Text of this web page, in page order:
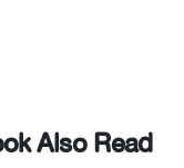
Also Read